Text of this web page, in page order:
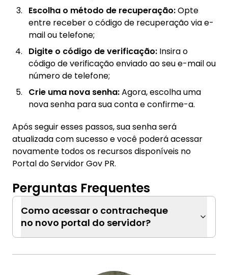
Escolha o método de recuperação:Opte
entre receber o código de recuperação via e-
mail ou telefone;
Digite o código de verificação: Insira o
código de verificação enviado ao seu e-mail ou
número de telefone;
Crie uma nova senha:Agora, escolha uma
nova senha para sua conta e confirme-a.
Após seguir esses passos, sua senha será
atualizada com sucesso e você poderá acessar
novamente todos os recursos disponíveis no
Portal do Servidor Gov PR.
Perguntas Frequentes
Como acessar o contracheque
no novo portal do servidor?